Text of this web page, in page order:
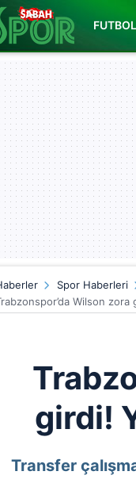
FUTBOL
Spor Haberleri
Wilson
girdi!
Transfer